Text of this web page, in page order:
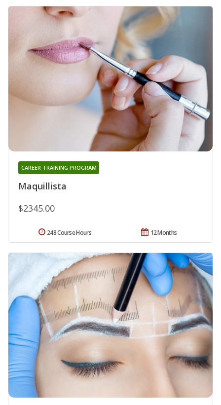
Maquillista
CAREER TRAINING PROGRAM
$2345.00
12 Months
248 Course Hours